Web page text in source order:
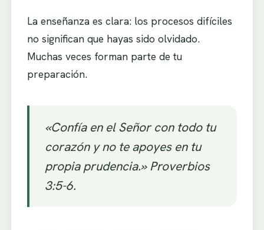
La enseñanza es clara: los procesos difíciles
no significan que hayas sido olvidado.
Muchas veces forman parte de tu
preparación.
«Confía en el Señor con todo tu
corazón y no te apoyes en tu
propia prudencia.» Proverbios
3:5-6.